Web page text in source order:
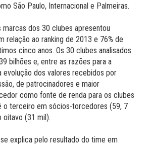
São Paulo, Internacional e Palmeiras.
marcas dos 30 clubes apresentou
relação ao ranking de 2013 e 76% de
cinco anos. Os 30 clubes analisados
bilhões e, entre as razões para a
evolução dos valores recebidos por
de patrocinadores e maior
como fonte de renda para os clubes
o terceiro em sócios-torcedores (59, 7
(31 mil).
explica pelo resultado do time em